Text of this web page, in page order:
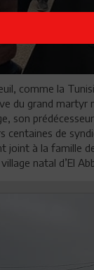
comme la
du grand
son
centaines de
joint à la famille
natal d’El